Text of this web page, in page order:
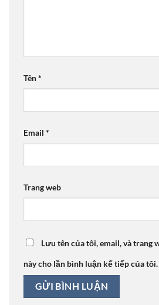
Tên*
Email *
Trang web
Lưu tên của tôi, email, và trang
này cho lần bình luận kế tiếp của tôi.